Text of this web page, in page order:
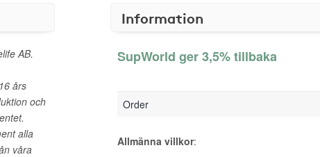
AB.
års
och
alla
våra
Information
SupWorld ger 3,5% tillbaka
Order
Allmänna villkor: